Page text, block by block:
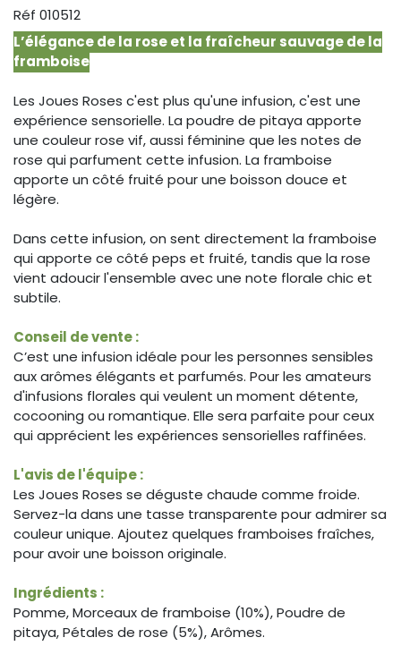
Réf 010512
L’élégance de la rose et la fraîcheur sauvage de la
framboise
Les Joues Roses c'est plus qu'une infusion, c'est une
expérience sensorielle. La poudre de pitaya apporte
une couleur rose vif, aussi féminine que les notes de
rose qui parfument cette infusion. La framboise
apporte un côté fruité pour une boisson douce et
légère.
Dans cette infusion, on sent directement la framboise
qui apporte ce côté peps et fruité, tandis que la rose
vient adoucir l'ensemble avec une note florale chic et
subtile.
Conseil de vente :
C’est une infusion idéale pour les personnes sensibles
aux arômes élégants et parfumés. Pour les amateurs
d'infusions florales qui veulent un moment détente,
cocooning ou romantique. Elle sera parfaite pour ceux
qui apprécient les expériences sensorielles raffinées.
L'avis de l'équipe :
Les Joues Roses se déguste chaude comme froide.
Servez-la dans une tasse transparente pour admirer sa
couleur unique. Ajoutez quelques framboises fraîches,
pour avoir une boisson originale.
Ingrédients :
Pomme, Morceaux de framboise (10%), Poudre de
pitaya, Pétales de rose (5%), Arômes.